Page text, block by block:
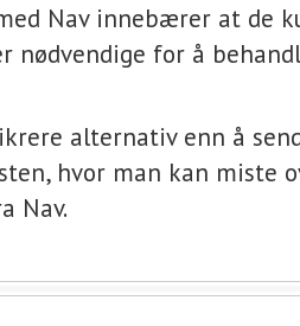
Nav innebærer at de
nødvendige for å
alternativ enn å
hvor man kan miste
Nav.